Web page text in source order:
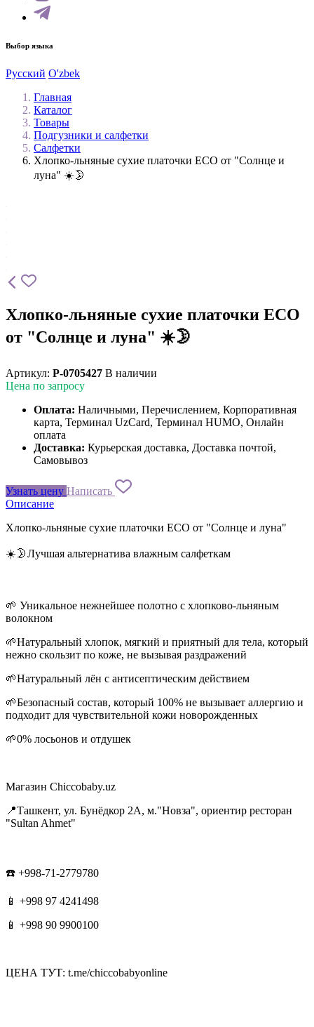
Выбор языка
Русский O'zbek
Главная
Каталог
Товары
Подгузники и салфетки
Салфетки
Хлопко-льняные сухие платочки ECO от "Солнце и
луна" ☀️🌛
Хлопко-льняные сухие платочки ECO
от "Солнце и луна" ☀️🌛
Артикул: P-0705427 В наличии
Цена по запросу
Оплата: Наличными, Перечислением, Корпоративная
карта, Терминал UzCard, Терминал HUMO, Онлайн
оплата
Доставка: Курьерская доставка, Доставка почтой,
Самовывоз
Узнать цену Написать
Описание
Хлопко-льняные сухие платочки ECO от "Солнце и луна"
☀️🌛Лучшая альтернатива влажным салфеткам
🌱 Уникальное нежнейшее полотно с хлопково-льняным
волокном
🌱Натуральный хлопок, мягкий и приятный для тела, который
нежно скользит по коже, не вызывая раздражений
🌱Натуральный лён с антисептическим действием
🌱Безопасный состав, который 100% не вызывает аллергию и
подходит для чувствительной кожи новорожденных
🌱0% лосьонов и отдушек
Магазин Chiccobaby.uz
📍Ташкент, ул. Бунёдкор 2А, м."Новза", ориентир ресторан
"Sultan Ahmet"
☎️ +998-71-2779780
📱 +998 97 4241498
📱 +998 90 9900100
ЦЕНА ТУТ: t.me/chiccobabyonline